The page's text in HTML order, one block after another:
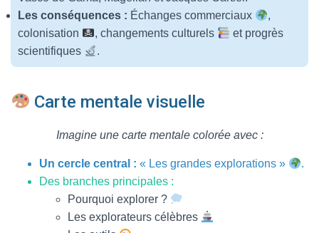
Les conséquences : Échanges commerciaux
,
colonisation
, changements culturels
et progrès
scientifiques
.
Carte mentale visuelle
Imagine une carte mentale colorée avec :
Un cercle central : « Les grandes explorations »
.
Des branches principales :
Pourquoi explorer ?
Les explorateurs célèbres